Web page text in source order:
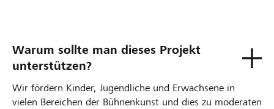
Warum sollte man dieses Projekt
unterstützen?
Wir fördern Kinder, Jugendliche und Erwachsene in
vielen Bereichen der Bühnenkunst und dies zu moderaten